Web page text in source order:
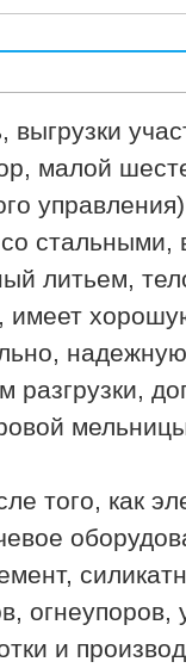
малой
стальными,
литьем,
того, как
и